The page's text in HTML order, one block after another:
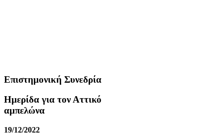
Επιστημονική Συνεδρία
Ημερίδα για τον Αττικό
αμπελώνα
19/12/2022